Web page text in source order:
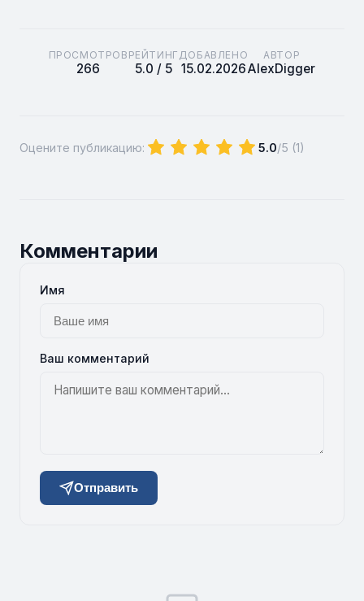
ПРОСМОТРОВ
266
РЕЙТИНГ
5.0 / 5
ДОБАВЛЕНО
15.02.2026
АВТОР
AlexDigger
Оцените публикацию: 5.0/5 (1)
Комментарии
Имя
Ваш комментарий
Отправить